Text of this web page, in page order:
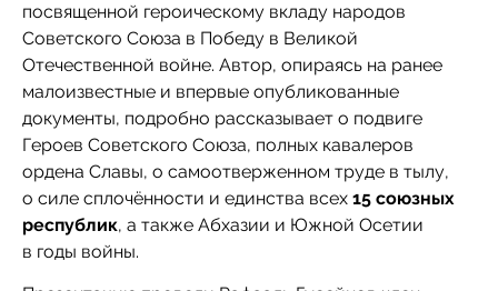
посвященной героическому вкладу народов
Советского Союза в Победу в Великой
Отечественной войне. Автор, опираясь на ранее
малоизвестные и впервые опубликованные
документы, подробно рассказывает о подвиге
Героев Советского Союза, полных кавалеров
ордена Славы, о самоотверженном труде в тылу,
о силе сплочённости и единства всех 15 союзных
республик, а также Абхазии и Южной Осетии
в годы войны.